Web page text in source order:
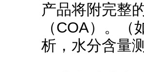
产品将附完整
（COA）。
析，水分含量